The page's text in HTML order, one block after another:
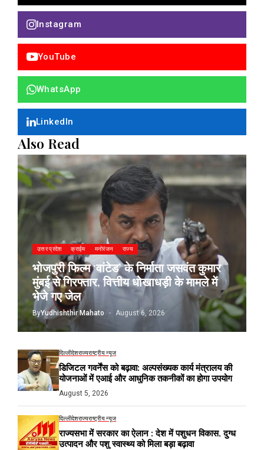
Instagram
YouTube
WhatsApp
LinkedIn
Also Read
उत्तर प्रदेश क्राईम मनोरंजन राज्य
भोजपुरी फिल्म ‘वांटेड’ के निर्माता जसवंत कुमार
मुंबई से गिरफ्तार, वित्तीय धोखाधड़ी के मामले में
भेजे गए जेल
ByYudhishthir Mahato August 6, 2026
दिल्लीदेशराज्यराष्ट्रीय न्यूज
डिजिटल गवर्नेंस को बढ़ावा: अल्पसंख्यक कार्य मंत्रालय की
योजनाओं में एआई और आधुनिक तकनीकों का होगा उपयोग
August 5, 2026
दिल्लीदेशराज्यराष्ट्रीय न्यूज
राज्यसभा में सरकार का ऐलान : देश में पशुधन विकास, दुग्ध
उत्पादन और पशु स्वास्थ्य को मिला बड़ा बढ़ावा